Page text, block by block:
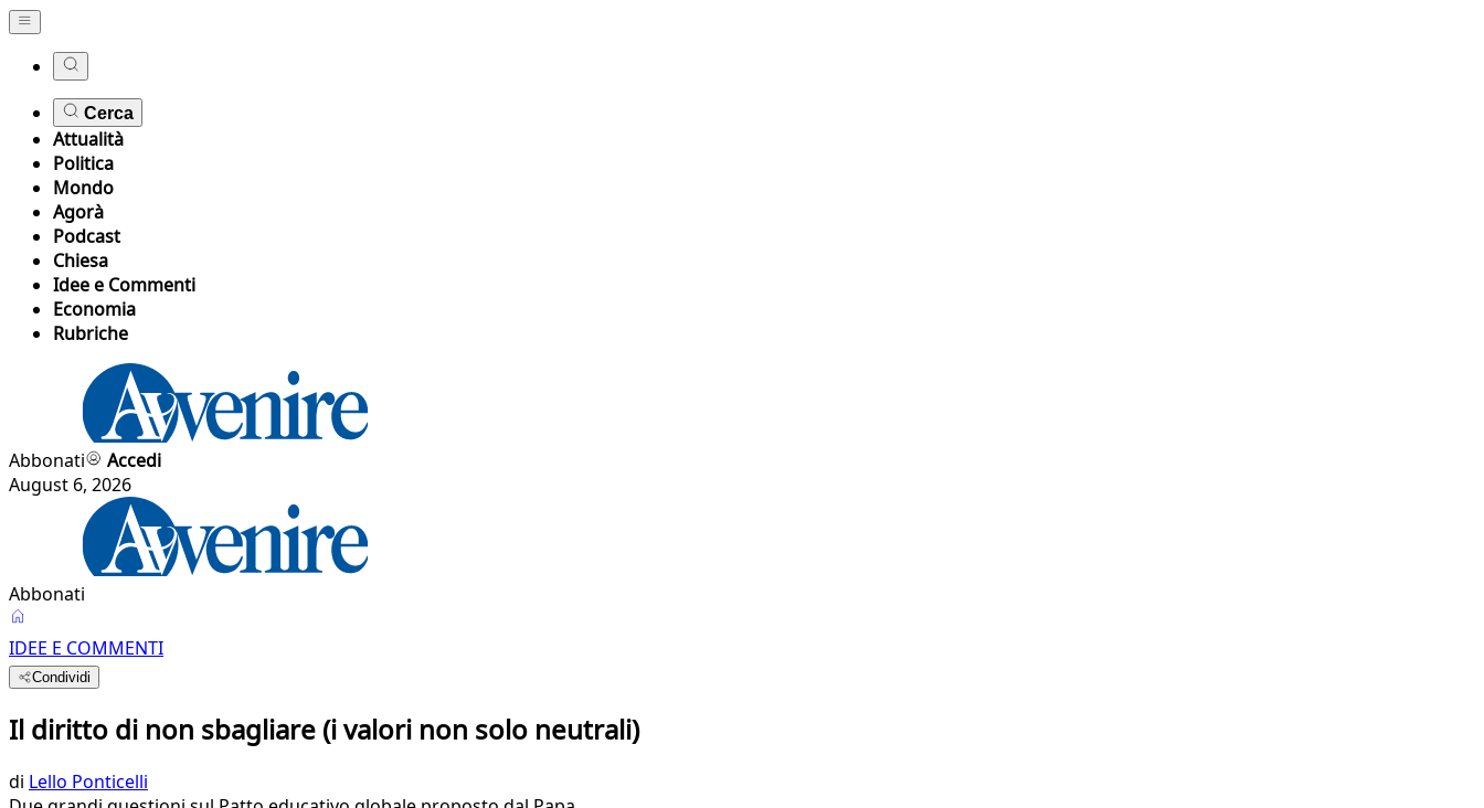
Cerca
Attualità
Politica
Mondo
Agorà
Podcast
Chiesa
Idee e Commenti
Economia
Rubriche
Abbonati
Accedi
August 6, 2026
Abbonati
IDEE E COMMENTI
Condividi
Il diritto di non sbagliare (i valori non solo neutrali)
di Lello Ponticelli